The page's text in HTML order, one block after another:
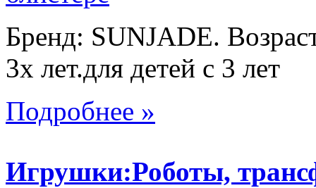
Бренд: SUNJADE.
3х лет.для детей с 3 лет
Подробнее »
Игрушки:Роботы,